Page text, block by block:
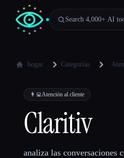
Search 4,000+ AI
hogar Categorías
👨‍💻Atención al cliente
Claritiv
analiza las conversaciones